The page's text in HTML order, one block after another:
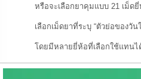
หรือจะเลือกยาคุมแบบ 21 เม็ดยี่ห้ออื่น
เลือกเม็ดยาที่ระบุ “ตัวย่อของวันในสัป
โดยมีหลายยี่ห้อที่เลือกใช้แทนได้